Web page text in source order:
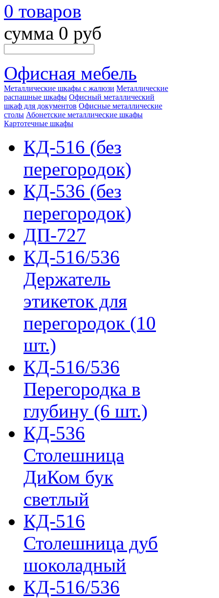
0 товаров
сумма 0 руб
Офисная мебель
Металлические шкафы с жалюзи Металлические
распашные шкафы Офисный металлический
шкаф для документов Офисные металлические
столы Абонетские металлические шкафы
Картотечные шкафы
КД-516 (без
перегородок)
КД-536 (без
перегородок)
ДП-727
КД-516/536
Держатель
этикеток для
перегородок (10
шт.)
КД-516/536
Перегородка в
глубину (6 шт.)
КД-536
Столешница
ДиКом бук
светлый
КД-516
Столешница дуб
шоколадный
КД-516/536